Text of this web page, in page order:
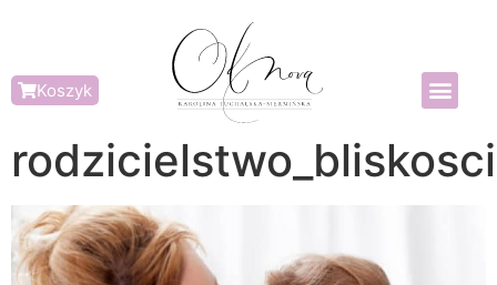
Koszyk
rodzicielstwo_bliskosci